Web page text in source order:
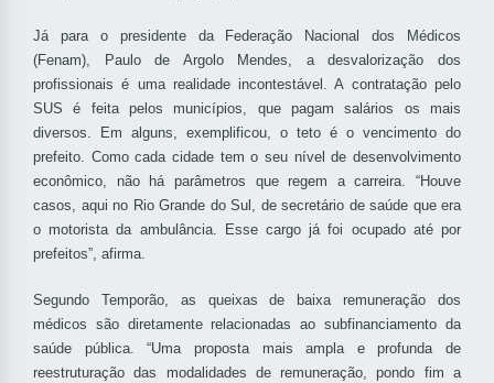
Já para o presidente da Federação Nacional dos Médicos
(Fenam), Paulo de Argolo Mendes, a desvalorização dos
profissionais é uma realidade incontestável. A contratação pelo
SUS é feita pelos municípios, que pagam salários os mais
diversos. Em alguns, exemplificou, o teto é o vencimento do
prefeito. Como cada cidade tem o seu nível de desenvolvimento
econômico, não há parâmetros que regem a carreira. “Houve
casos, aqui no Rio Grande do Sul, de secretário de saúde que era
o motorista da ambulância. Esse cargo já foi ocupado até por
prefeitos”, afirma.
Segundo Temporão, as queixas de baixa remuneração dos
médicos são diretamente relacionadas ao subfinanciamento da
saúde pública. “Uma proposta mais ampla e profunda de
reestruturação das modalidades de remuneração, pondo fim a